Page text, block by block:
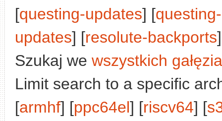
[questing-updates] [
updates] [resolute-backports
Szukaj we wszystkich
Limit search to a specific
[armhf] [ppc64el] [riscv64] [